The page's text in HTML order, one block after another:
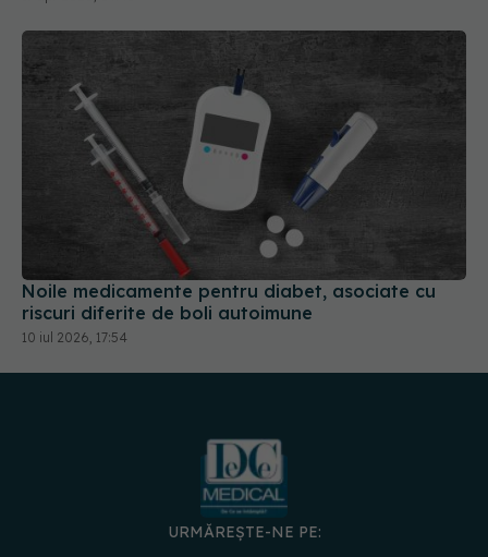
Noile medicamente pentru diabet, asociate cu
riscuri diferite de boli autoimune
10 iul 2026, 17:54
URMĂREȘTE-NE PE: